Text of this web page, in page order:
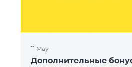
11 May
Дополнительные